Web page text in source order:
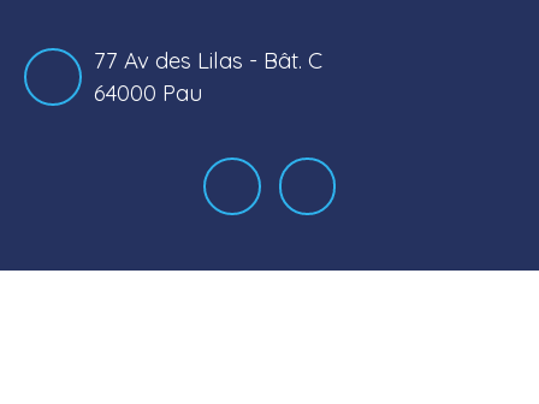
77 Av des Lilas - Bât. C
64000 Pau